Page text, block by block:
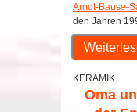
Arndt-Bause-
den Jahren
KERAMIK
Oma